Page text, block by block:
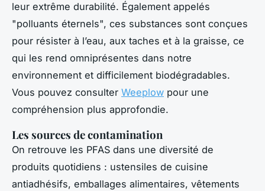
leur extrême durabilité. Également appelés
"polluants éternels", ces substances sont conçues
pour résister à l’eau, aux taches et à la graisse, ce
qui les rend omniprésentes dans notre
environnement et difficilement biodégradables.
Vous pouvez consulter Weeplow pour une
compréhension plus approfondie.
Les sources de contamination
On retrouve les PFAS dans une diversité de
produits quotidiens : ustensiles de cuisine
antiadhésifs, emballages alimentaires, vêtements